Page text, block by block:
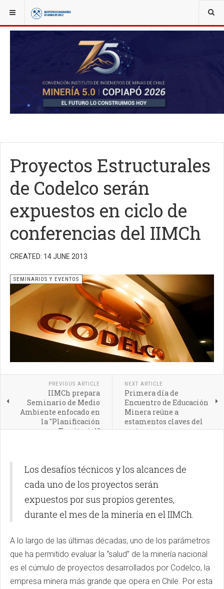
YOU ARE HERE: NOTICIAS
Proyectos Estructurales
de Codelco serán
expuestos en ciclo de
conferencias del IIMCh
CREATED: 14 JUNE 2013
SEMINARIOS Y EVENTOS
PREVIOUS ARTICLE
IIMCh prepara
Seminario de Medio
Ambiente enfocado en
la "Planificación
Territorial"
NEXT ARTICLE
Primera día de
Encuentro de Educación
Minera reúne a
estamentos claves del
sector
Los desafíos técnicos y los alcances de
cada uno de los proyectos serán
expuestos por sus propios gerentes,
durante el mes de la minería en el IIMCh.
A lo largo de las últimas décadas, uno de los parámetros
que ha permitido evaluar la “salud” de la minería nacional
es el cúmulo de proyectos desarrollados por Codelco, la
empresa minera más grande que opera en Chile. Por esta